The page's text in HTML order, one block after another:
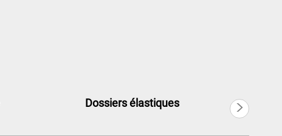
Português
Dossiers élastiques >